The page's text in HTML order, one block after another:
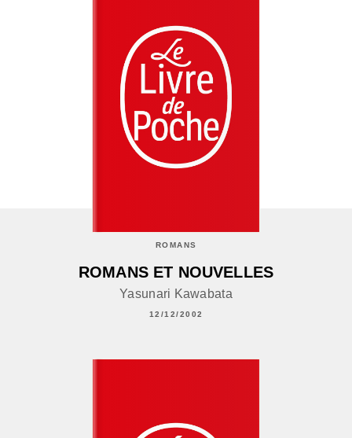
ROMANS
ROMANS ET NOUVELLES
Yasunari Kawabata
12/12/2002